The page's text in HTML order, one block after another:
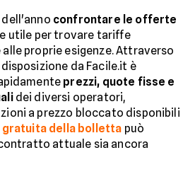
dell'anno confrontare le offerte
utile per trovare tariffe
proprie esigenze. Attraverso
da Facile.it è
prezzi, quote fisse e
dei diversi operatori,
a prezzo bloccato disponibili
gratuita della bolletta può
attuale sia ancora